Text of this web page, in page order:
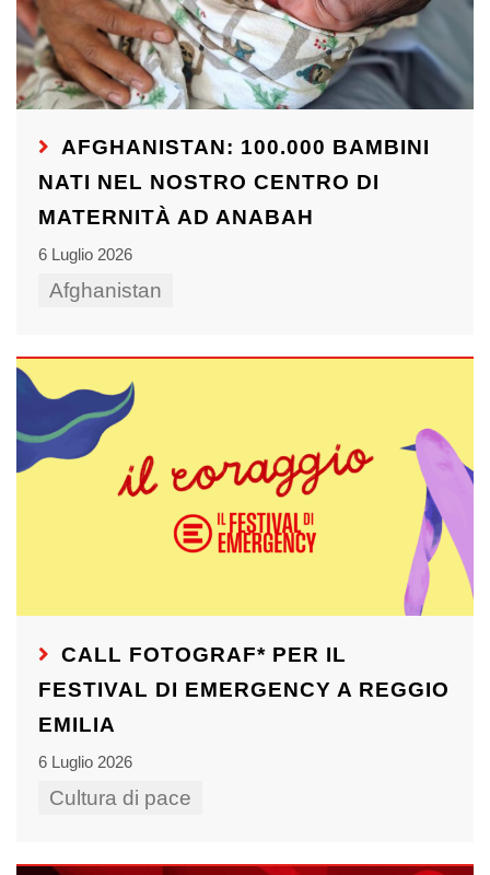
AFGHANISTAN: 100.000 BAMBINI
NATI NEL NOSTRO CENTRO DI
MATERNITÀ AD ANABAH
6 Luglio 2026
Afghanistan
CALL FOTOGRAF* PER IL
FESTIVAL DI EMERGENCY A REGGIO
EMILIA
6 Luglio 2026
Cultura di pace